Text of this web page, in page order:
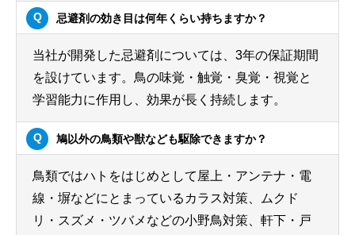
忌避剤の効き目は何年くらい持ちますか？
当社が開発した忌避剤については、3年の保証期間
を設けています。鳥の味覚・触覚・臭覚・視覚と
学習能力に作用し、効果が長く持続します。
鳩以外の鳥類や獣なども駆除できますか？
鳥類ではハトをはじめとして屋上・アンテナ・電
線・塀などにとまっているカラス対策、ムクド
リ・スズメ・ツバメなどの小野鳥対策、軒下・戸